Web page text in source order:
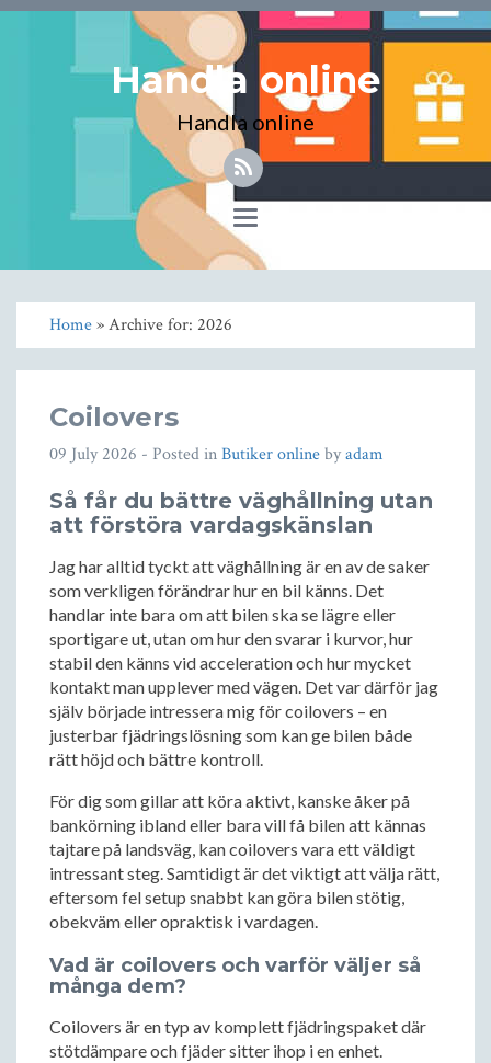
Handla online
Handla online
Toggle
navigation
Home» Archive for: 2026
Coilovers
09 July 2026 - Posted inButiker onlinebyadam
Så får du bättre väghållning utan
att förstöra vardagskänslan
Jag har alltid tyckt att väghållning är en av de saker
som verkligen förändrar hur en bil känns. Det
handlar inte bara om att bilen ska se lägre eller
sportigare ut, utan om hur den svarar i kurvor, hur
stabil den känns vid acceleration och hur mycket
kontakt man upplever med vägen. Det var därför jag
själv började intressera mig för coilovers – en
justerbar fjädringslösning som kan ge bilen både
rätt höjd och bättre kontroll.
För dig som gillar att köra aktivt, kanske åker på
bankörning ibland eller bara vill få bilen att kännas
tajtare på landsväg, kan coilovers vara ett väldigt
intressant steg. Samtidigt är det viktigt att välja rätt,
eftersom fel setup snabbt kan göra bilen stötig,
obekväm eller opraktisk i vardagen.
Vad är coilovers och varför väljer så
många dem?
Coilovers är en typ av komplett fjädringspaket där
stötdämpare och fjäder sitter ihop i en enhet.